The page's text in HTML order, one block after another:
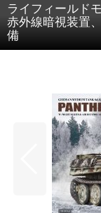
ライフィールド
赤外線暗視装置
備